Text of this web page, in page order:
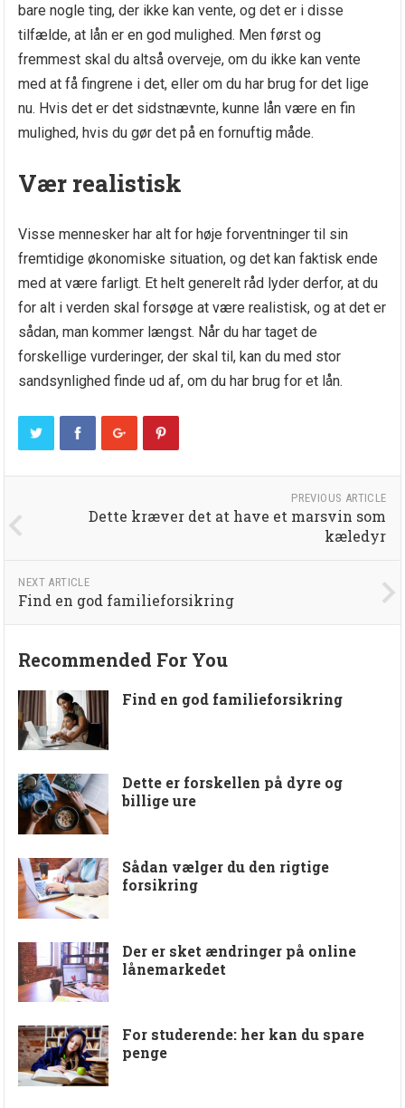
bare nogle ting, der ikke kan vente, og det er i disse
tilfælde, at lån er en god mulighed. Men først og
fremmest skal du altså overveje, om du ikke kan vente
med at få fingrene i det, eller om du har brug for det lige
nu. Hvis det er det sidstnævnte, kunne lån være en fin
mulighed, hvis du gør det på en fornuftig måde.
Vær realistisk
Visse mennesker har alt for høje forventninger til sin
fremtidige økonomiske situation, og det kan faktisk ende
med at være farligt. Et helt generelt råd lyder derfor, at du
for alt i verden skal forsøge at være realistisk, og at det er
sådan, man kommer længst. Når du har taget de
forskellige vurderinger, der skal til, kan du med stor
sandsynlighed finde ud af, om du har brug for et lån.
PREVIOUS ARTICLE
Dette kræver det at have et marsvin som
kæledyr
NEXT ARTICLE
Find en god familieforsikring
Recommended For You
Find en god familieforsikring
Dette er forskellen på dyre og
billige ure
Sådan vælger du den rigtige
forsikring
Der er sket ændringer på online
lånemarkedet
For studerende: her kan du spare
penge